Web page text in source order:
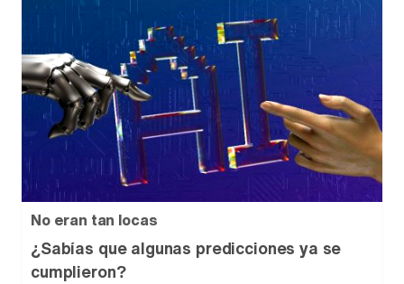
No eran tan locas
¿Sabías que algunas predicciones ya se
cumplieron?